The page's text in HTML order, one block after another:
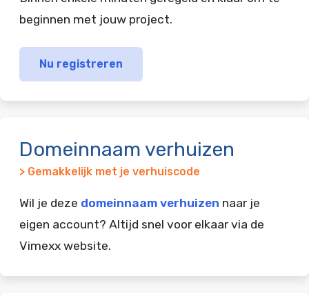
beginnen met jouw project.
Nu registreren
Domeinnaam verhuizen
> Gemakkelijk met je verhuiscode
Wil je deze domeinnaam verhuizen naar je
eigen account? Altijd snel voor elkaar via de
Vimexx website.